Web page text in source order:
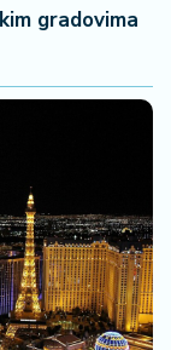
gradovima